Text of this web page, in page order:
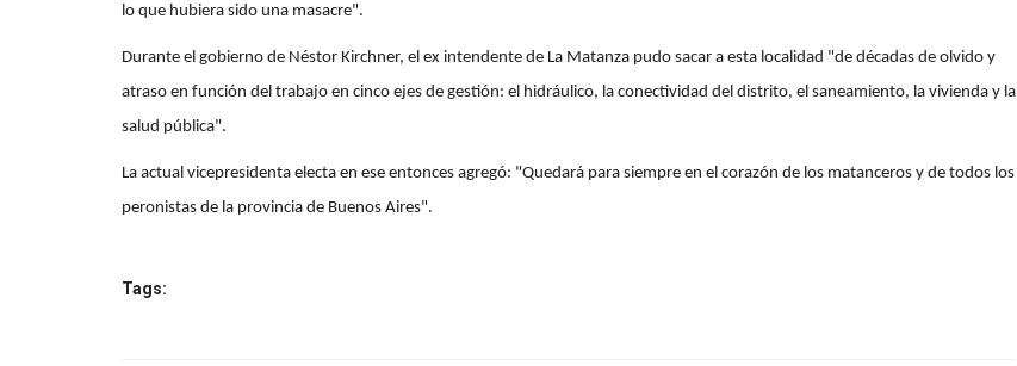
lo que hubiera sido una masacre".
Durante el gobierno de Néstor Kirchner, el ex intendente de La Matanza pudo sacar a esta localidad "de décadas de olvido y
atraso en función del trabajo en cinco ejes de gestión: el hidráulico, la conectividad del distrito, el saneamiento, la vivienda y la
salud pública".
La actual vicepresidenta electa en ese entonces agregó: "Quedará para siempre en el corazón de los matanceros y de todos los
peronistas de la provincia de Buenos Aires".
Tags: